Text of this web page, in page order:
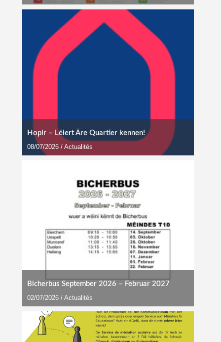
Hoplr – Léiert Äre Quartier kennen!
08/07/2026/ Actualités
Bicherbus September 2026 – Februar 2027
02/07/2026/ Actualités